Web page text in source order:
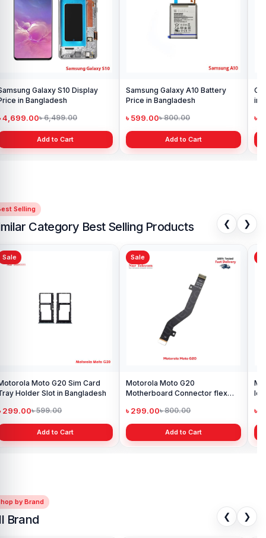
Galaxy S10 Display
in Bangladesh
4,699.00৳ 6,499.00
Add to Cart
Samsung Galaxy A10 Battery
Price in Bangladesh
৳ 599.00৳ 800.00
Add to Cart
in
৳
Selling
Category Best Selling Products ❮ ❯
Sale
Moto G20 Sim Card
Holder Slot in Bangladesh
299.00৳ 599.00
Add to Cart
Sale
Motorola Moto G20
Motherboard Connector flex
৳ 299.00৳ 800.00
Add to Cart
৳
by Brand
Brand ❮ ❯